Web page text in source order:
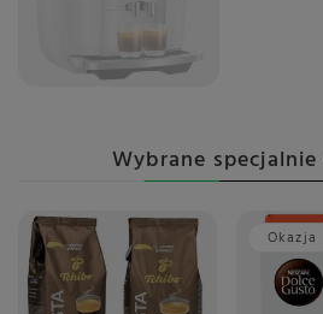
Wybrane
Okazja